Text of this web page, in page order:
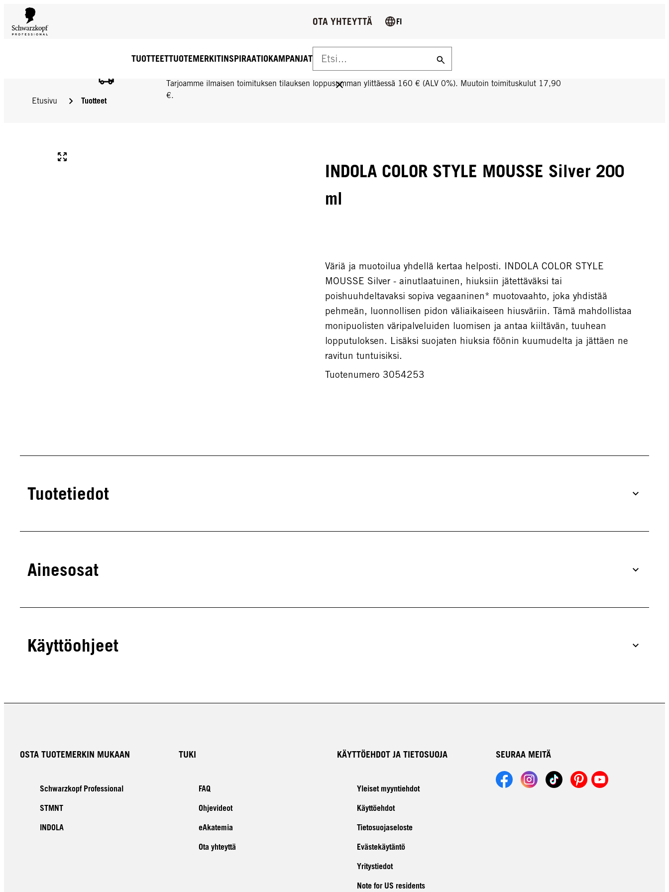
Tarjoamme ilmaisen toimituksen tilauksen loppusumman ylittäessä 160 € (ALV 0%). Muutoin toimituskulut 17,90
€.
TUOTTEETTUOTEMERKITINSPIRAATIOKAMPANJAT
OTA YHTEYTTÄ FI
Etusivu Tuotteet
INDOLA COLOR STYLE MOUSSE Silver 200
ml
Väriä ja muotoilua yhdellä kertaa helposti. INDOLA COLOR STYLE
MOUSSE Silver - ainutlaatuinen, hiuksiin jätettäväksi tai
poishuuhdeltavaksi sopiva vegaaninen* muotovaahto, joka yhdistää
pehmeän, luonnollisen pidon väliaikaiseen hiusväriin. Tämä mahdollistaa
monipuolisten väripalveluiden luomisen ja antaa kiiltävän, tuuhean
lopputuloksen. Lisäksi suojaten hiuksia föönin kuumudelta ja jättäen ne
ravitun tuntuisiksi.
Tuotenumero 3054253
Tuotetiedot
Ainesosat
Käyttöohjeet
OSTA TUOTEMERKIN MUKAAN
Schwarzkopf Professional
STMNT
INDOLA
TUKI
FAQ
Ohjevideot
eAkatemia
Ota yhteyttä
KÄYTTÖEHDOT JA TIETOSUOJA
Yleiset myyntiehdot
Käyttöehdot
Tietosuojaseloste
Evästekäytäntö
Yritystiedot
Note for US residents
SEURAA MEITÄ